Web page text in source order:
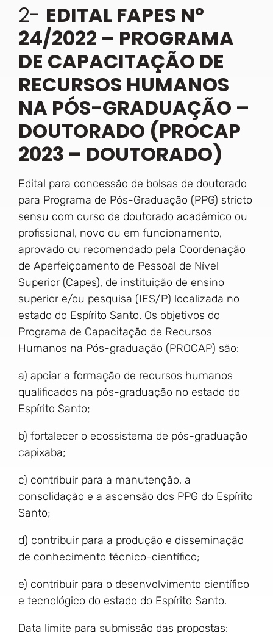
2- EDITAL FAPES Nº
24/2022 – PROGRAMA
DE CAPACITAÇÃO DE
RECURSOS HUMANOS
NA PÓS-GRADUAÇÃO –
DOUTORADO (PROCAP
2023 – DOUTORADO)
Edital para concessão de bolsas de doutorado
para Programa de Pós-Graduação (PPG) stricto
sensu com curso de doutorado acadêmico ou
profissional, novo ou em funcionamento,
aprovado ou recomendado pela Coordenação
de Aperfeiçoamento de Pessoal de Nível
Superior (Capes), de instituição de ensino
superior e/ou pesquisa (IES/P) localizada no
estado do Espírito Santo. Os objetivos do
Programa de Capacitação de Recursos
Humanos na Pós-graduação (PROCAP) são:
a) apoiar a formação de recursos humanos
qualificados na pós-graduação no estado do
Espírito Santo;
b) fortalecer o ecossistema de pós-graduação
capixaba;
c) contribuir para a manutenção, a
consolidação e a ascensão dos PPG do Espírito
Santo;
d) contribuir para a produção e disseminação
de conhecimento técnico-científico;
e) contribuir para o desenvolvimento científico
e tecnológico do estado do Espírito Santo.
Data limite para submissão das propostas: